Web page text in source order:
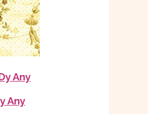
Any
Any